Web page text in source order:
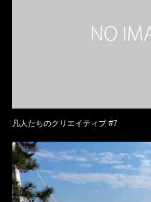
凡人たちのクリエイティブ #7